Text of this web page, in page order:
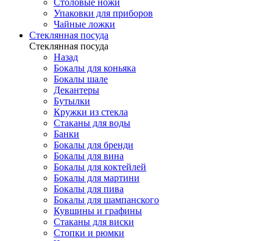
Упаковки для приборов
Чайные ложки
Стеклянная посуда
Стеклянная посуда
Назад
Бокалы для коньяка
Бокалы шале
Декантеры
Бутылки
Кружки из стекла
Стаканы для воды
Банки
Бокалы для бренди
Бокалы для вина
Бокалы для коктейлей
Бокалы для мартини
Бокалы для пива
Бокалы для шампанского
Кувшины и графины
Стаканы для виски
Стопки и рюмки